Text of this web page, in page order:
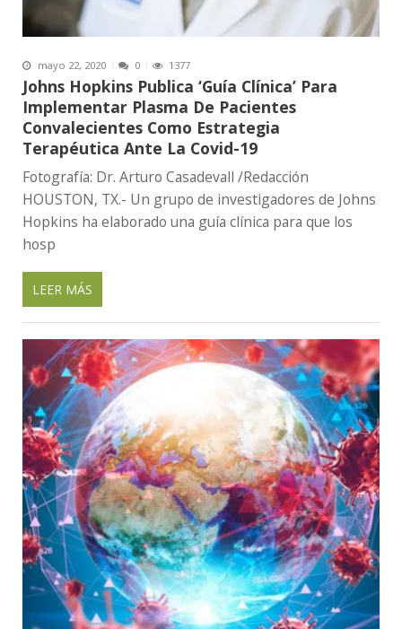
mayo 22, 2020 0 1377
Johns Hopkins Publica ‘Guía Clínica’ Para
Implementar Plasma De Pacientes
Convalecientes Como Estrategia
Terapéutica Ante La Covid-19
Fotografía: Dr. Arturo Casadevall /Redacción
HOUSTON, TX.- Un grupo de investigadores de Johns
Hopkins ha elaborado una guía clínica para que los
hosp
LEER MÁS